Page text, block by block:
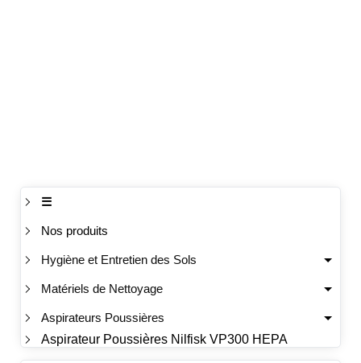
☰
Nos produits
Hygiène et Entretien des Sols
Matériels de Nettoyage
Aspirateurs Poussières
Aspirateur Poussières Nilfisk VP300 HEPA